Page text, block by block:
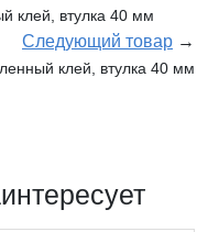
клей, втулка 40 мм
Следующий товар →
клей, втулка 40 мм